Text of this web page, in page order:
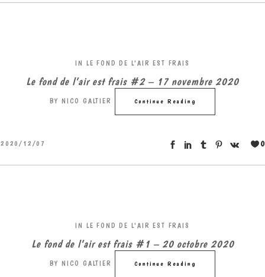
IN LE FOND DE L'AIR EST FRAIS
Le fond de l’air est frais #2 – 17 novembre 2020
BY NICO GALTIER Continue Reading
2020/12/07 0
IN LE FOND DE L'AIR EST FRAIS
Le fond de l’air est frais #1 – 20 octobre 2020
BY NICO GALTIER Continue Reading